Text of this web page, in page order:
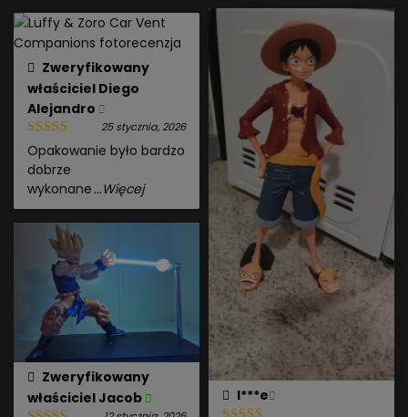
Zweryfikowany
właściciel Diego
Alejandro
25 stycznia, 2026
Opakowanie było bardzo
dobrze
wykonane ...Więcej
Zweryfikowany
właścicielJacob I***e